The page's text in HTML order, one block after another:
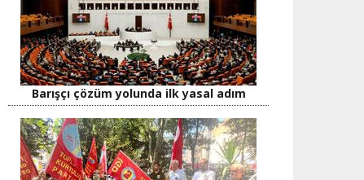
Barışçı çözüm yolunda ilk yasal adım